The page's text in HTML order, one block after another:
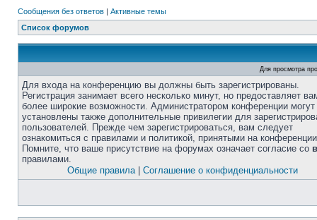
Сообщения без ответов | Активные темы
Список форумов
Для просмотра
Для входа на конференцию вы должны быть зарегистрированы.
Регистрация занимает всего несколько минут, но предоставляет
более широкие возможности. Администратором конференции
установлены также дополнительные привилегии для
пользователей. Прежде чем зарегистрироваться, вам следует
ознакомиться с правилами и политикой, принятыми на
Помните, что ваше присутствие на форумах означает согласие со
правилами.
Общие правила| Соглашение о конфиденциальности